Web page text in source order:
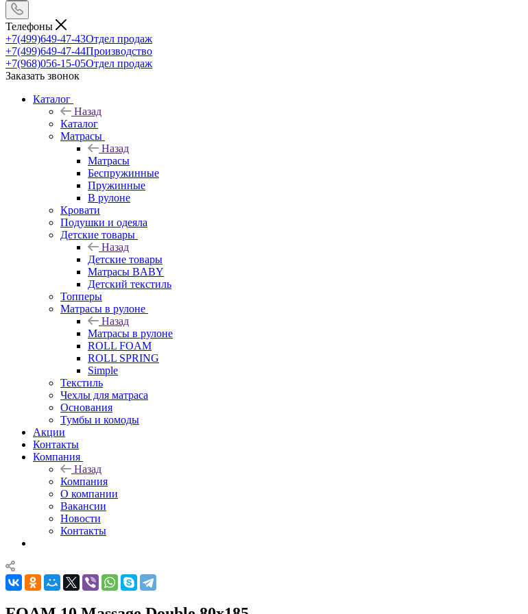
Телефоны
+7(499)649-47-43Отдел продаж
+7(499)649-47-44Производство
+7(968)056-15-05Отдел продаж
Заказать звонок
Каталог
Назад
Каталог
Матрасы
Назад
Матрасы
Беспружинные
Пружинные
В рулоне
Кровати
Подушки и одеяла
Детские товары
Назад
Детские товары
Матрасы BABY
Детский текстиль
Топперы
Матрасы в рулоне
Назад
Матрасы в рулоне
ROLL FOAM
ROLL SPRING
Simple
Текстиль
Чехлы для матраса
Основания
Тумбы и комоды
Акции
Контакты
Компания
Назад
Компания
О компании
Вакансии
Новости
Контакты